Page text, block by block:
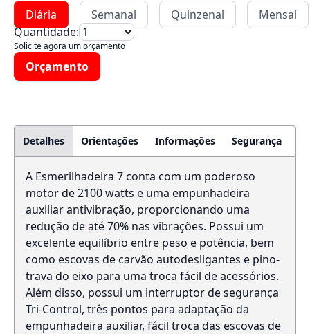
Diária Semanal Quinzenal
Mensal
Quantidade:
Solicite agora um orçamento
Orçamento
Detalhes Orientações Informações Segurança
A Esmerilhadeira 7 conta com um poderoso
motor de 2100 watts e uma empunhadeira
auxiliar antivibração, proporcionando uma
redução de até 70% nas vibrações. Possui um
excelente equilíbrio entre peso e potência, bem
como escovas de carvão autodesligantes e pino-
trava do eixo para uma troca fácil de acessórios.
Além disso, possui um interruptor de segurança
Tri-Control, três pontos para adaptação da
empunhadeira auxiliar, fácil troca das escovas de